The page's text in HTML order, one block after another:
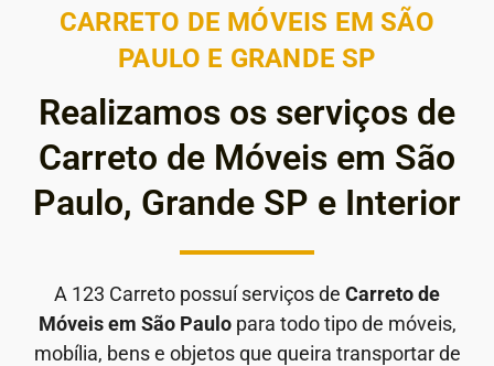
CARRETO DE MÓVEIS EM SÃO
PAULO E GRANDE SP
Realizamos os serviços de
Carreto de Móveis em São
Paulo, Grande SP e Interior
A 123 Carreto possuí serviços de Carreto de
Móveis em São Paulopara todo tipo de móveis,
mobília, bens e objetos que queira transportar de